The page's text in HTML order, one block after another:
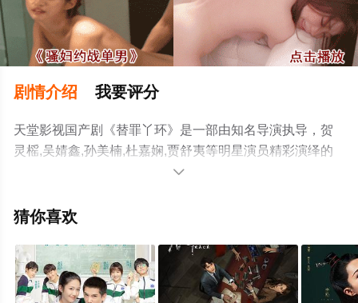
剧情介绍 我要评分
天堂影视国产剧《替罪丫环》是一部由知名导演执导，贺
灵榣,吴婧鑫,孙美楠,杜嘉娴,贾舒夷等明星演员精彩演绎的
中国大陆电视剧，大结局剧情已揭晓（1-1全集），手机免
多相关信息可移步至豆瓣电视剧、电视猫或剧情网等平台

猜你喜欢